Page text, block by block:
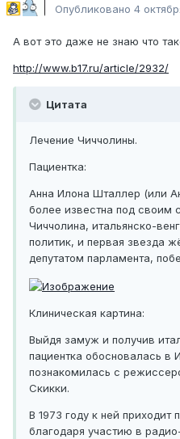
Опубликовано 4
А вот это даже не знаю что
http://www.b17.ru/article/2932/
Цитата
Лечение Чиччолины.
Пациентка:
Анна Илона Шталлер (или
более известна под своим
Чиччолина, итальянско-
политик, и первая звезда
депутатом парламента,
Клиническая картина:
Выйдя замуж и получив
пациентка обосновалась в
познакомилась с
Скикки.
В 1973 году к ней приходит
благодаря участию в